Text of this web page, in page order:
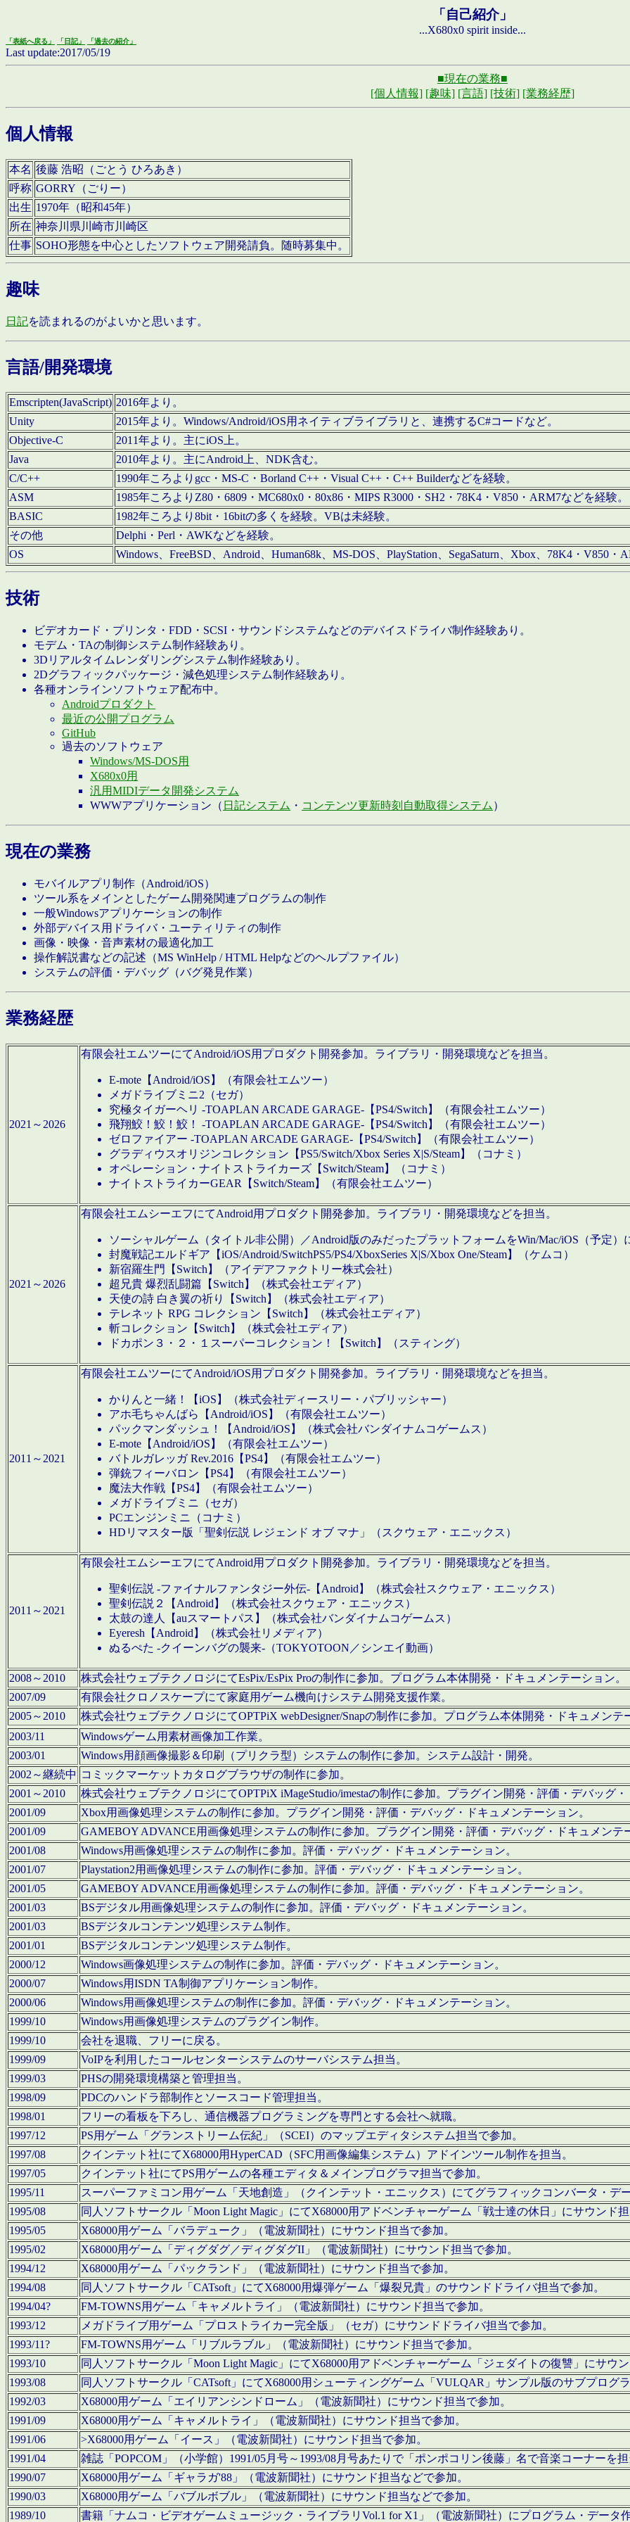
「自己紹介」
...X680x0 spirit inside...
「表紙へ戻る」 「日記」 「過去の紹介」
Last update:2017/05/19
■現在の業務■
[個人情報] [趣味] [言語] [技術] [業務経歴]
個人情報
本名 後藤 浩昭（ごとう ひろあき）
呼称 GORRY（ごりー）
出生 1970年（昭和45年）
所在 神奈川県川崎市川崎区
仕事 SOHO形態を中心としたソフトウェア開発請負。随時募集中。
趣味
日記を読まれるのがよいかと思います。
言語/開発環境
Emscripten(JavaScript) 2016年より。
Unity
2015年より。Windows/Android/iOS用ネイティブライブラリと、連携するC#コードなど。
Objective-C
2011年より。主にiOS上。
Java
2010年より。主にAndroid上、NDK含む。
C/C++
1990年ころよりgcc・MS-C・Borland C++・Visual C++・C++ Builderなどを経験。
ASM
1985年ころよりZ80・6809・MC680x0・80x86・MIPS R3000・SH2・78K4・V850・ARM7などを経験。
BASIC
1982年ころより8bit・16bitの多くを経験。VBは未経験。
その他
Delphi・Perl・AWKなどを経験。
OS
Windows、FreeBSD、Android、Human68k、MS-DOS、PlayStation、SegaSaturn、Xbox、78K4・V850・
技術
ビデオカード・プリンタ・FDD・SCSI・サウンドシステムなどのデバイスドライバ制作経験あり。
モデム・TAの制御システム制作経験あり。
3Dリアルタイムレンダリングシステム制作経験あり。
2Dグラフィックパッケージ・減色処理システム制作経験あり。
各種オンラインソフトウェア配布中。
Androidプロダクト
最近の公開プログラム
GitHub
過去のソフトウェア
Windows/MS-DOS用
X680x0用
汎用MIDIデータ開発システム
WWWアプリケーション（ 日記システム ・ コンテンツ更新時刻自動取得システム ）
現在の業務
モバイルアプリ制作（Android/iOS）
ツール系をメインとしたゲーム開発関連プログラムの制作
一般Windowsアプリケーションの制作
外部デバイス用ドライバ・ユーティリティの制作
画像・映像・音声素材の最適化加工
操作解説書などの記述（MS WinHelp / HTML Helpなどのヘルプファイル）
システムの評価・デバッグ（バグ発見作業）
業務経歴
2021～2026
有限会社エムツーにてAndroid/iOS用プロダクト開発参加。ライブラリ・開発環境などを担当。
E-mote【Android/iOS】（有限会社エムツー）
メガドライブミニ2（セガ）
究極タイガーヘリ -TOAPLAN ARCADE GARAGE-【PS4/Switch】（有限会社エムツー）
飛翔鮫！鮫！鮫！ -TOAPLAN ARCADE GARAGE-【PS4/Switch】（有限会社エムツー）
ゼロファイアー -TOAPLAN ARCADE GARAGE-【PS4/Switch】（有限会社エムツー）
グラディウスオリジンコレクション【PS5/Switch/Xbox Series X|S/Steam】（コナミ）
オペレーション・ナイトストライカーズ【Switch/Steam】（コナミ）
ナイトストライカーGEAR【Switch/Steam】（有限会社エムツー）
2021～2026
有限会社エムシーエフにてAndroid用プロダクト開発参加。ライブラリ・開発環境などを担当。
ソーシャルゲーム（タイトル非公開）／Android版のみだったプラットフォームをWin/Mac/iOS（予定）
封魔戦記エルドギア【iOS/Android/SwitchPS5/PS4/XboxSeries X|S/Xbox One/Steam】（ケムコ）
新宿羅生門【Switch】（アイデアファクトリー株式会社）
超兄貴 爆烈乱闘篇【Switch】（株式会社エディア）
天使の詩 白き翼の祈り【Switch】（株式会社エディア）
テレネット RPG コレクション【Switch】（株式会社エディア）
斬コレクション【Switch】（株式会社エディア）
ドカポン３・２・１スーパーコレクション！【Switch】（スティング）
2011～2021
有限会社エムツーにてAndroid/iOS用プロダクト開発参加。ライブラリ・開発環境などを担当。
かりんと一緒！【iOS】（株式会社ディースリー・パブリッシャー）
アホ毛ちゃんばら【Android/iOS】（有限会社エムツー）
パックマンダッシュ！【Android/iOS】（株式会社バンダイナムコゲームス）
E-mote【Android/iOS】（有限会社エムツー）
バトルガレッガ Rev.2016【PS4】（有限会社エムツー）
弾銃フィーバロン【PS4】（有限会社エムツー）
魔法大作戦【PS4】（有限会社エムツー）
メガドライブミニ（セガ）
PCエンジンミニ（コナミ）
HDリマスター版「聖剣伝説 レジェンド オブ マナ」（スクウェア・エニックス）
2011～2021
有限会社エムシーエフにてAndroid用プロダクト開発参加。ライブラリ・開発環境などを担当。
聖剣伝説 -ファイナルファンタジー外伝-【Android】（株式会社スクウェア・エニックス）
聖剣伝説２【Android】（株式会社スクウェア・エニックス）
太鼓の達人【auスマートパス】（株式会社バンダイナムコゲームス）
Eyeresh【Android】（株式会社リメディア）
ぬるぺた -クイーンバグの襲来-（TOKYOTOON／シンエイ動画）
2008～2010
株式会社ウェブテクノロジにてEsPix/EsPix Proの制作に参加。プログラム本体開発・ドキュメンテーション。
2007/09
有限会社クロノスケープにて家庭用ゲーム機向けシステム開発支援作業。
2005～2010
株式会社ウェブテクノロジにてOPTPiX webDesigner/Snapの制作に参加。プログラム本体開発・ドキュメンテ
2003/11
Windowsゲーム用素材画像加工作業。
2003/01
Windows用顔画像撮影＆印刷（プリクラ型）システムの制作に参加。システム設計・開発。
2002～継続中 コミックマーケットカタログブラウザの制作に参加。
2001～2010
株式会社ウェブテクノロジにてOPTPiX iMageStudio/imestaの制作に参加。プラグイン開発・評価・デバッグ
2001/09
Xbox用画像処理システムの制作に参加。プラグイン開発・評価・デバッグ・ドキュメンテーション。
2001/09
GAMEBOY ADVANCE用画像処理システムの制作に参加。プラグイン開発・評価・デバッグ・ドキュメンテ
2001/08
Windows用画像処理システムの制作に参加。評価・デバッグ・ドキュメンテーション。
2001/07
Playstation2用画像処理システムの制作に参加。評価・デバッグ・ドキュメンテーション。
2001/05
GAMEBOY ADVANCE用画像処理システムの制作に参加。評価・デバッグ・ドキュメンテーション。
2001/03
BSデジタル用画像処理システムの制作に参加。評価・デバッグ・ドキュメンテーション。
2001/03
BSデジタルコンテンツ処理システム制作。
2001/01
BSデジタルコンテンツ処理システム制作。
2000/12
Windows画像処理システムの制作に参加。評価・デバッグ・ドキュメンテーション。
2000/07
Windows用ISDN TA制御アプリケーション制作。
2000/06
Windows用画像処理システムの制作に参加。評価・デバッグ・ドキュメンテーション。
1999/10
Windows用画像処理システムのプラグイン制作。
1999/10
会社を退職、フリーに戻る。
1999/09
VoIPを利用したコールセンターシステムのサーバシステム担当。
1999/03
PHSの開発環境構築と管理担当。
1998/09
PDCのハンドラ部制作とソースコード管理担当。
1998/01
フリーの看板を下ろし、通信機器プログラミングを専門とする会社へ就職。
1997/12
PS用ゲーム「グランストリーム伝紀」（SCEI）のマップエディタシステム担当で参加。
1997/08
クインテット社にてX68000用HyperCAD（SFC用画像編集システム）アドインツール制作を担当。
1997/05
クインテット社にてPS用ゲームの各種エディタ＆メインプログラマ担当で参加。
1995/11
スーパーファミコン用ゲーム「天地創造」（クインテット・エニックス）にてグラフィックコンバータ・デ
1995/08
同人ソフトサークル「Moon Light Magic」にてX68000用アドベンチャーゲーム「戦士達の休日」にサウンド
1995/05
X68000用ゲーム「バラデューク」（電波新聞社）にサウンド担当で参加。
1995/02
X68000用ゲーム「ディグダグ／ディグダグII」（電波新聞社）にサウンド担当で参加。
1994/12
X68000用ゲーム「パックランド」（電波新聞社）にサウンド担当で参加。
1994/08
同人ソフトサークル「CATsoft」にてX68000用爆弾ゲーム「爆裂兄貴」のサウンドドライバ担当で参加。
1994/04?
FM-TOWNS用ゲーム「キャメルトライ」（電波新聞社）にサウンド担当で参加。
1993/12
メガドライブ用ゲーム「プロストライカー完全版」（セガ）にサウンドドライバ担当で参加。
1993/11?
FM-TOWNS用ゲーム「リブルラブル」（電波新聞社）にサウンド担当で参加。
1993/10
同人ソフトサークル「Moon Light Magic」にてX68000用アドベンチャーゲーム「ジェダイトの復讐」にサウ
1993/08
同人ソフトサークル「CATsoft」にてX68000用シューティングゲーム「VULQAR」サンプル版のサブプログ
1992/03
X68000用ゲーム「エイリアンシンドローム」（電波新聞社）にサウンド担当で参加。
1991/09
X68000用ゲーム「キャメルトライ」（電波新聞社）にサウンド担当で参加。
1991/06
>X68000用ゲーム「イース」（電波新聞社）にサウンド担当で参加。
1991/04
雑誌「POPCOM」（小学館）1991/05月号～1993/08月号あたりで「ポンポコリン後藤」名で音楽コーナーを
1990/07
X68000用ゲーム「ギャラガ'88」（電波新聞社）にサウンド担当などで参加。
1990/03
X68000用ゲーム「バブルボブル」（電波新聞社）にサウンド担当などで参加。
1989/10
書籍「ナムコ・ビデオゲームミュージック・ライブラリVol.1 for X1」（電波新聞社）にプログラム・データ